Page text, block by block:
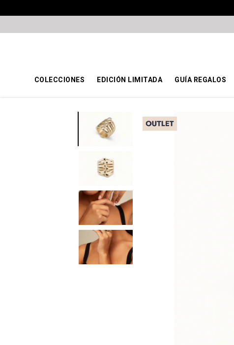
COLECCIONES EDICIÓN LIMITADA GUÍA REGALOS